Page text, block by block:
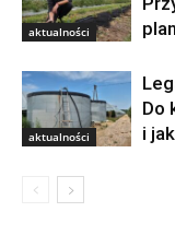
aktualności
aktualności
Do
i